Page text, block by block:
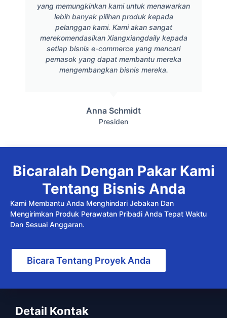
yang memungkinkan kami untuk menawarkan
lebih banyak pilihan produk kepada
pelanggan kami. Kami akan sangat
merekomendasikan Xiangxiangdaily kepada
setiap bisnis e-commerce yang mencari
pemasok yang dapat membantu mereka
mengembangkan bisnis mereka.
Anna Schmidt
Presiden
Bicaralah Dengan Pakar Kami
Tentang Bisnis Anda
Kami Membantu Anda Menghindari Jebakan Dan
Mengirimkan Produk Perawatan Pribadi Anda Tepat Waktu
Dan Sesuai Anggaran.
Bicara Tentang Proyek Anda
Detail Kontak